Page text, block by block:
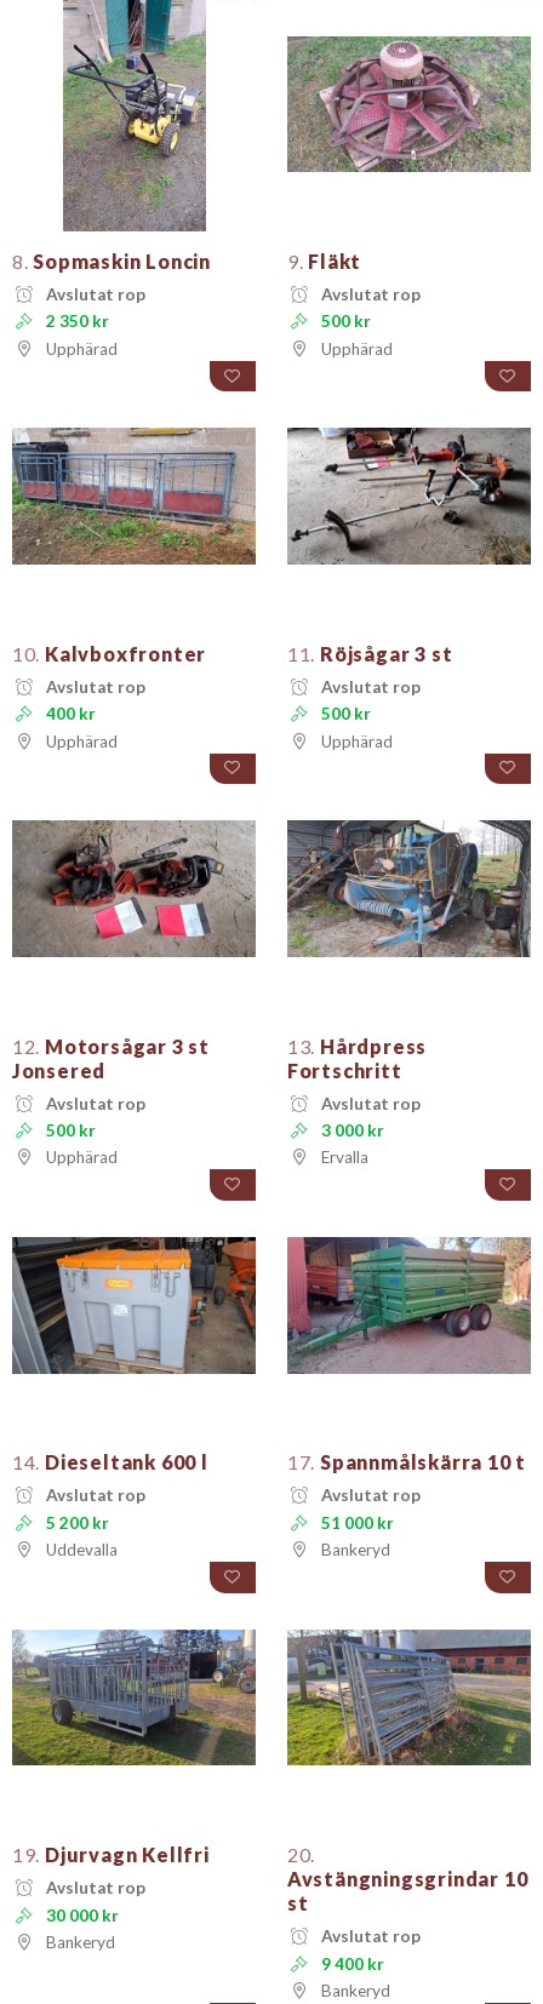
8. Sopmaskin Loncin
Avslutat rop
2 350 kr
Upphärad
9. Fläkt
Avslutat rop
500 kr
Upphärad
10. Kalvboxfronter
Avslutat rop
400 kr
Upphärad
11. Röjsågar 3 st
Avslutat rop
500 kr
Upphärad
12. Motorsågar 3 st
Jonsered
Avslutat rop
500 kr
Upphärad
13. Hårdpress
Fortschritt
Avslutat rop
3 000 kr
Ervalla
14. Dieseltank 600 l
Avslutat rop
5 200 kr
Uddevalla
17. Spannmålskärra 10 t
Avslutat rop
51 000 kr
Bankeryd
19. Djurvagn Kellfri
Avslutat rop
30 000 kr
Bankeryd
20.
Avstängningsgrindar 10
st
Avslutat rop
9 400 kr
Bankeryd